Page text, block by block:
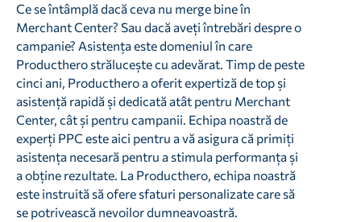
Ce se întâmplă dacă ceva nu merge bine în
Merchant Center? Sau dacă aveți întrebări despre o
campanie? Asistența este domeniul în care
Producthero strălucește cu adevărat. Timp de peste
cinci ani, Producthero a oferit expertiză de top și
asistență rapidă și dedicată atât pentru Merchant
Center, cât și pentru campanii. Echipa noastră de
experți PPC este aici pentru a vă asigura că primiți
asistența necesară pentru a stimula performanța și
a obține rezultate. La Producthero, echipa noastră
este instruită să ofere sfaturi personalizate care să
se potrivească nevoilor dumneavoastră.